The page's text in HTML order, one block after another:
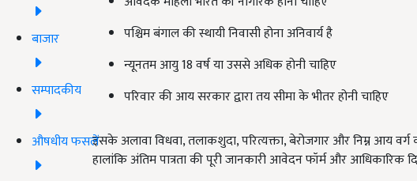
बाजार
सम्पादकीय
औषधीय फसलें
पश्चिम बंगाल की स्थायी निवासी होना अनिवार्य है
न्यूनतम आयु 18 वर्ष या उससे अधिक होनी चाहिए
परिवार की आय सरकार द्वारा तय सीमा के भीतर होनी चाहिए
इसके अलावा विधवा, तलाकशुदा, परित्यक्ता, बेरोजगार और निम्न आय
हालांकि अंतिम पात्रता की पूरी जानकारी आवेदन फॉर्म और आधिकारिक